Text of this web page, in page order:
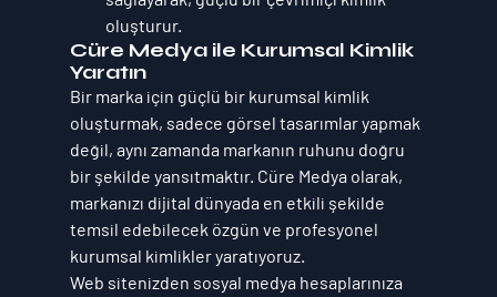
oluşturur.
Cüre Medya ile Kurumsal Kimlik
Yaratın
Bir marka için güçlü bir kurumsal kimlik
oluşturmak, sadece görsel tasarımlar yapmak
değil, aynı zamanda markanın ruhunu doğru
bir şekilde yansıtmaktır. Cüre Medya olarak,
markanızı dijital dünyada en etkili şekilde
temsil edebilecek özgün ve profesyonel
kurumsal kimlikler yaratıyoruz.
Web sitenizden sosyal medya hesaplarınıza